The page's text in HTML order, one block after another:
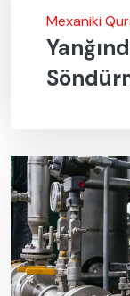
Mexaniki